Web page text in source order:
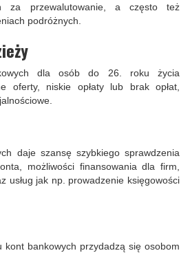
za przewalutowanie, a często też
podróżnych.
dla osób do 26. roku życia
oferty, niskie opłaty lub brak opłat,
daje szansę szybkiego sprawdzenia
możliwości finansowania dla firm,
usług jak np. prowadzenie księgowości
kont bankowych przydadzą się osobom